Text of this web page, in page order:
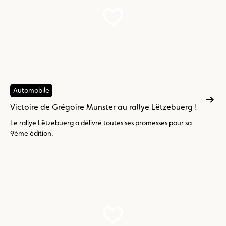
Automobile
Victoire de Grégoire Munster au rallye Lëtzebuerg !
Le rallye Lëtzebuerg a délivré toutes ses promesses pour sa
9ème édition.